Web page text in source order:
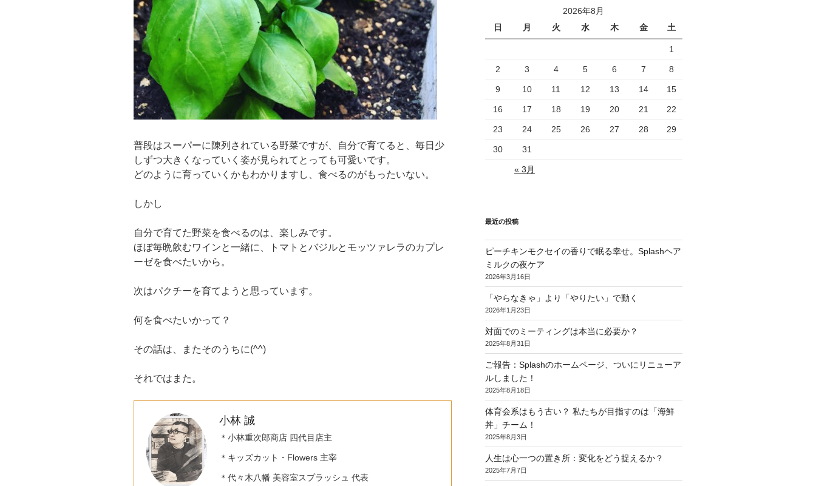
普段はスーパーに陳列されている野菜ですが、自分で育てると、毎日少
しずつ大きくなっていく姿が見られてとっても可愛いです。
どのように育っていくかもわかりますし、食べるのがもったいない。
しかし
自分で育てた野菜を食べるのは、楽しみです。
ほぼ毎晩飲むワインと一緒に、トマトとバジルとモッツァレラのカプレ
ーゼを食べたいから。
次はパクチーを育てようと思っています。
何を食べたいかって？
その話は、またそのうちに(^^)
それではまた。
小林 誠
＊小林重次郎商店 四代目店主
＊キッズカット・Flowers 主宰
＊代々木八幡 美容室スプラッシュ 代表
2026年8月
日
月 火 水 木 金 土
1
2 3 4 5 6 7 8
9 10 11 12 13 14 15
16 17 18 19 20 21 22
23 24 25 26 27 28 29
30 31
« 3月
最近の投稿
ピーチキンモクセイの香りで眠る幸せ。Splashヘア
ミルクの夜ケア
2026年3月16日
「やらなきゃ」より「やりたい」で動く
2026年1月23日
対面でのミーティングは本当に必要か？
2025年8月31日
ご報告：Splashのホームページ、ついにリニューア
ルしました！
2025年8月18日
体育会系はもう古い？ 私たちが目指すのは「海鮮
丼」チーム！
2025年8月3日
人生は心一つの置き所：変化をどう捉えるか？
2025年7月7日